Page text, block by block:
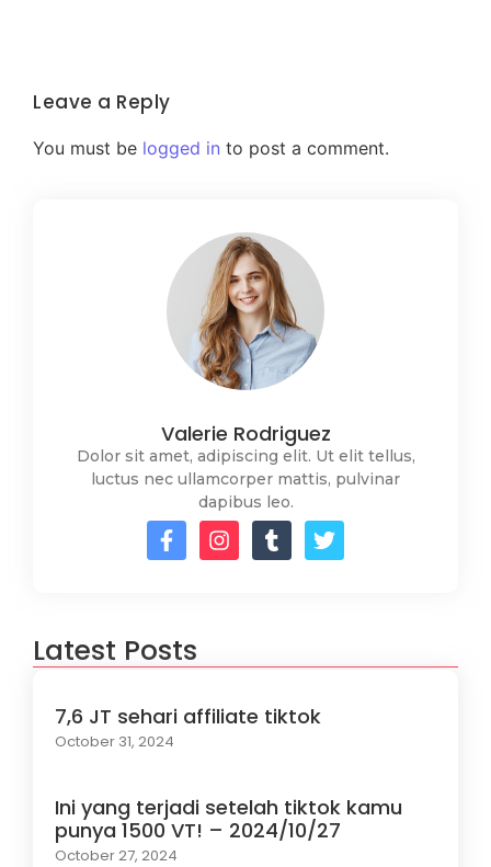
Leave a Reply
You must be logged in to post a comment.
Valerie Rodriguez
Dolor sit amet, adipiscing elit. Ut elit tellus,
luctus nec ullamcorper mattis, pulvinar
dapibus leo.
Latest Posts
7,6 JT sehari affiliate tiktok
October 31, 2024
Ini yang terjadi setelah tiktok kamu
punya 1500 VT! – 2024/10/27
October 27, 2024